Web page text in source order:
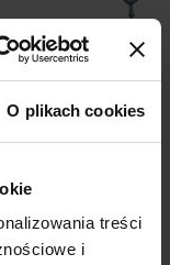
O plikach cookies
treści
i